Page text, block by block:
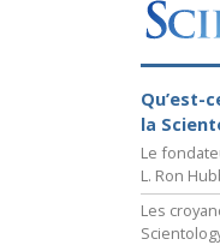
Qu’est-
la
Le
L. Ron
Les